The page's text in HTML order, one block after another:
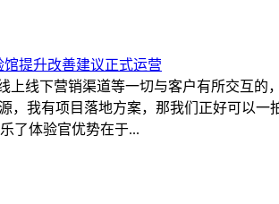
线下营销渠道等一切与客户有所交互的
，我有项目落地方案，那我们正好可以一
了体验官优势在于...